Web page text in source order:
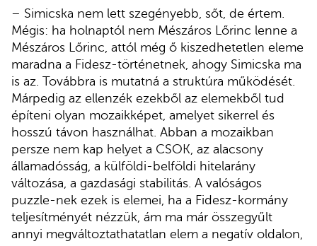
– Simicska nem lett szegényebb, sőt, de értem.
Mégis: ha holnaptól nem Mészáros Lőrinc lenne a
Mészáros Lőrinc, attól még ő kiszedhetetlen eleme
maradna a Fidesz-történetnek, ahogy Simicska ma
is az. Továbbra is mutatná a struktúra működését.
Márpedig az ellenzék ezekből az elemekből tud
építeni olyan mozaikképet, amelyet sikerrel és
hosszú távon használhat. Abban a mozaikban
persze nem kap helyet a CSOK, az alacsony
államadósság, a külföldi-belföldi hitelarány
változása, a gazdasági stabilitás. A valóságos
puzzle-nek ezek is elemei, ha a Fidesz-kormány
teljesítményét nézzük, ám ma már összegyűlt
annyi megváltoztathatatlan elem a negatív oldalon,